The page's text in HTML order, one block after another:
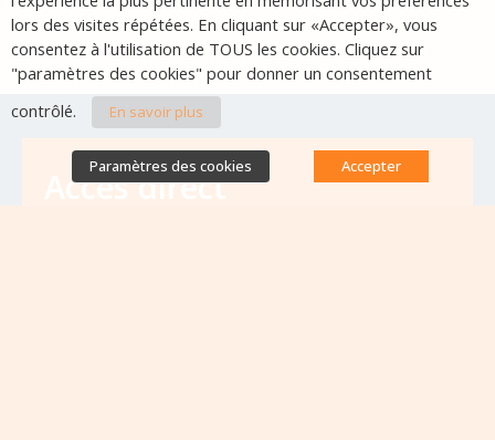
Accès direct
lors des visites répétées. En cliquant sur «Accepter», vous
consentez à l'utilisation de TOUS les cookies. Cliquez sur
"paramètres des cookies" pour donner un consentement
contrôlé.
En savoir plus
Paramètres des cookies Accepter